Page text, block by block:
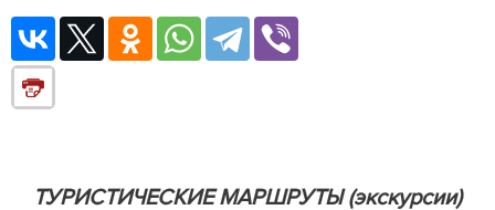
ТУРИСТИЧЕСКИЕ МАРШРУТЫ (экскурсии)